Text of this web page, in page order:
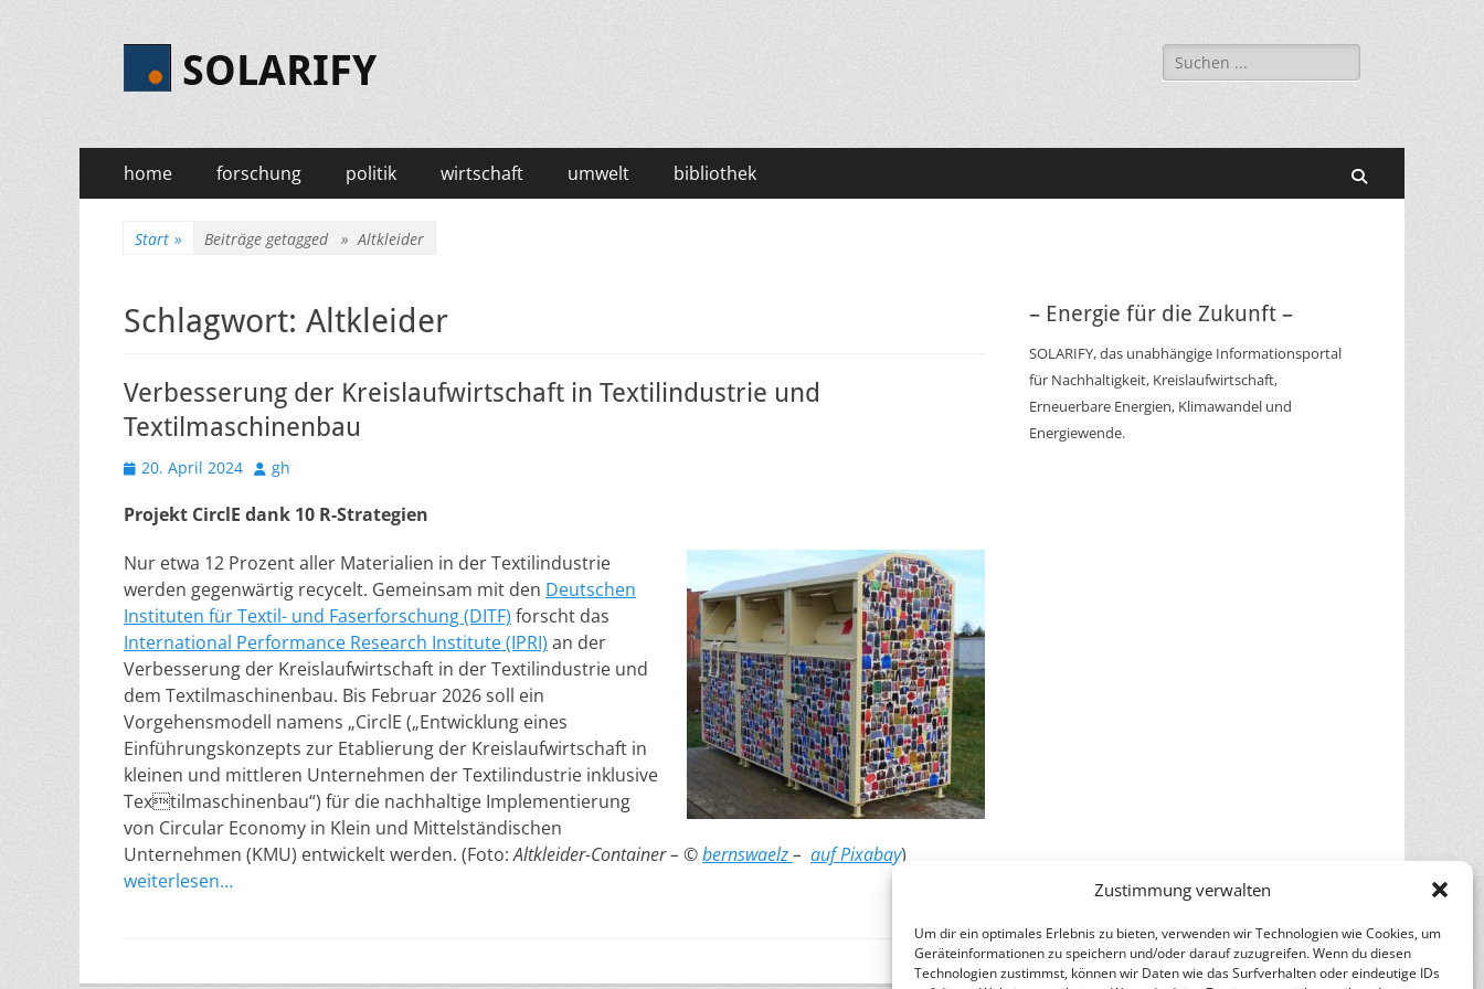
Zustimmung verwalten
Um dir ein optimales Erlebnis zu bieten, verwenden wir Technologien wie Cookies, um
Geräteinformationen zu speichern und/oder darauf zuzugreifen. Wenn du diesen
Technologien zustimmst, können wir Daten wie das Surfverhalten oder eindeutige IDs
SOLARIFY
Suchen
nach:
Primäres
Menü
Zum
Inhalt
home forschung politik wirtschaft umwelt bibliothek
Start » Beiträge getagged »Altkleider
Schlagwort: Altkleider
Verbesserung der Kreislaufwirtschaft in Textilindustrie und
Textilmaschinenbau
Veröffentlicht
20. April 2024 Autor
gh
Projekt CirclE dank 10 R-Strategien
Nur etwa 12 Prozent aller Materialien in der Textilindustrie
werden gegenwärtig recycelt. Gemeinsam mit den Deutschen
Instituten für Textil- und Faserforschung (DITF) forscht das
International Performance Research Institute (IPRI) an der
Verbesserung der Kreislaufwirtschaft in der Textilindustrie und
dem Textilmaschinenbau. Bis Februar 2026 soll ein
Vorgehensmodell namens „CirclE („Entwicklung eines
Einführungskonzepts zur Etablierung der Kreislaufwirtschaft in
kleinen und mittleren Unternehmen der Textilindustrie inklusive
Textilmaschinenbau“) für die nachhaltige Implementierung
von Circular Economy in Klein und Mittelständischen
Unternehmen (KMU) entwickelt werden. (Foto:Altkleider-Container – ©bernswaelz– auf Pixabay)
weiterlesen…
– Energie für die Zukunft –
SOLARIFY, das unabhängige Informationsportal
für Nachhaltigkeit, Kreislaufwirtschaft,
Erneuerbare Energien, Klimawandel und
Energiewende.